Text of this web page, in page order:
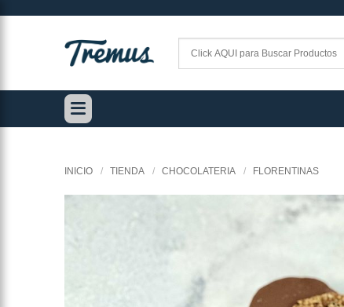
INICIO / TIENDA / CHOCOLATERIA / FLORENTINAS